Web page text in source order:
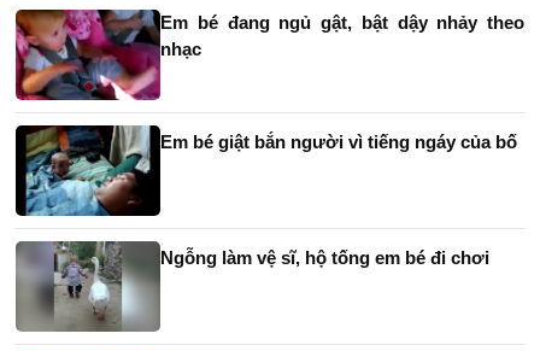
Em bé đang ngủ gật, bật dậy nhảy theo
nhạc
Em bé giật bắn người vì tiếng ngáy của bố
Ngỗng làm vệ sĩ, hộ tống em bé đi chơi